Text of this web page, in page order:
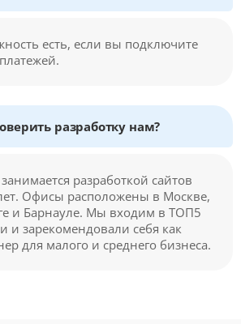
есть, если вы подключите
разработку нам?
разработкой сайтов
Офисы расположены в Москве,
и Барнауле. Мы входим в ТОП5
и зарекомендовали себя как
для малого и среднего бизнеса.